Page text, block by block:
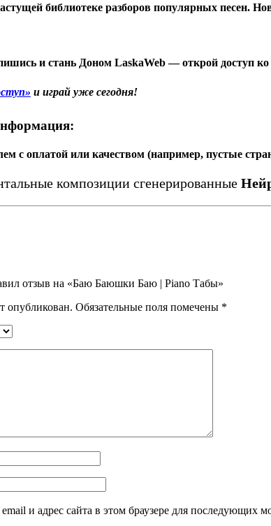
библиотеке разборов популярных песен.
и стань Доном LaskaWeb — открой доступ ко
и играй уже сегодня!
с оплатой или качеством (например, пустые
композиции сгенерированные
отзыв на «Баю Баюшки Баю | Piano Табы»
опубликован. Обязательные поля помечены *
и адрес сайта в этом браузере для последующих